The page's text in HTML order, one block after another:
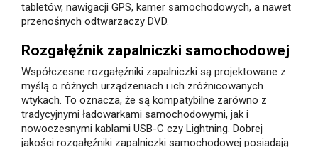
tabletów, nawigacji GPS, kamer samochodowych, a nawet
przenośnych odtwarzaczy DVD.
Rozgałęźnik zapalniczki samochodowej
Współczesne rozgałęźniki zapalniczki są projektowane z
myślą o różnych urządzeniach i ich zróżnicowanych
wtykach. To oznacza, że są kompatybilne zarówno z
tradycyjnymi ładowarkami samochodowymi, jak i
nowoczesnymi kablami USB-C czy Lightning. Dobrej
jakości rozgałęźniki zapalniczki samochodowej posiadają